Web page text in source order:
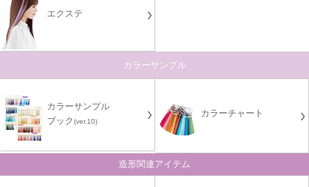
エクステ
カラーサンプル
カラーサンプル
ブック(ver.10)
カラーチャート
造形関連アイテム